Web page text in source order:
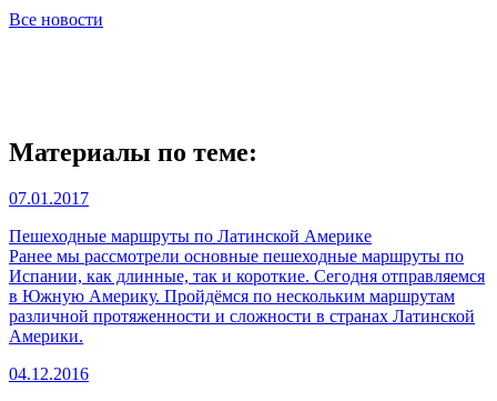
Все новости
Материалы по теме:
07.01.2017
Пешеходные маршруты по Латинской Америке
Ранее мы рассмотрели основные пешеходные маршруты по
Испании, как длинные, так и короткие. Сегодня отправляемся
в Южную Америку. Пройдёмся по нескольким маршрутам
различной протяженности и сложности в странах Латинской
Америки.
04.12.2016